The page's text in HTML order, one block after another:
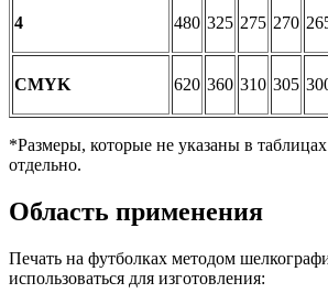
4 480 325 275 270
CMYK 620 360 310 305
*Размеры, которые не указаны в
отдельно.
Область применения
Печать на футболках методом
использоваться для изготовления: